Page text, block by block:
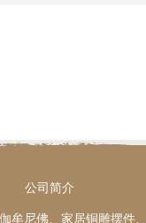
公司简介
牟尼佛、家居铜雕摆件